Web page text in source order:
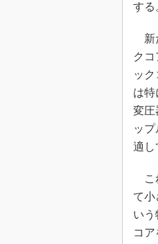
する
新
ク
ッ
は特
変圧
ッ
適し
こ
て小
いう
コ